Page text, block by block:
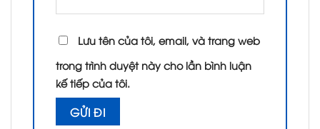
Lưu tên của tôi, email, và trang web
trong trình duyệt này cho lần bình luận
kế tiếp của tôi.